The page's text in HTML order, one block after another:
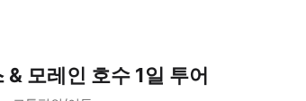
& 모레인 호수 1일 투어